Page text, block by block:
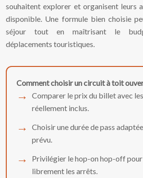
souhaitent explorer et organisent leurs
disponible. Une formule bien choisie
séjour tout en maîtrisant le
déplacements touristiques.
Comment choisir un circuit à toit
Comparer le prix du billet avec
réellement inclus.
Choisir une durée de pass
prévu.
Privilégier le hop-on hop-off
librement les arrêts.